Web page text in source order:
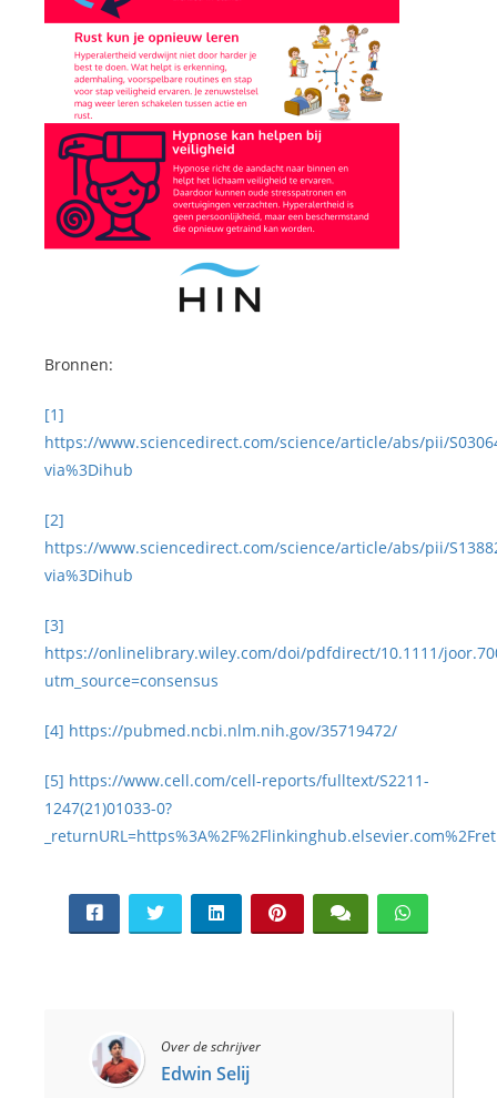
Bronnen:
[1]
https://www.sciencedirect.com/science/article/abs/pii/
via%3Dihub
[2]
https://www.sciencedirect.com/science/article/abs/pii/
via%3Dihub
[3]
https://onlinelibrary.wiley.com/doi/pdfdirect/10.1111/
utm_source=consensus
[4] https://pubmed.ncbi.nlm.nih.gov/35719472/
[5] https://www.cell.com/cell-reports/fulltext/S2211-
1247(21)01033-0?
Over de schrijver
Edwin Selij